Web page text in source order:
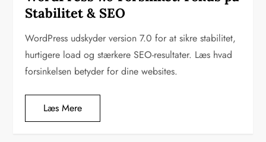
Stabilitet & SEO
WordPress udskyder version 7.0 for at sikre stabilitet,
hurtigere load og stærkere SEO-resultater. Læs hvad
forsinkelsen betyder for dine websites.
Læs Mere